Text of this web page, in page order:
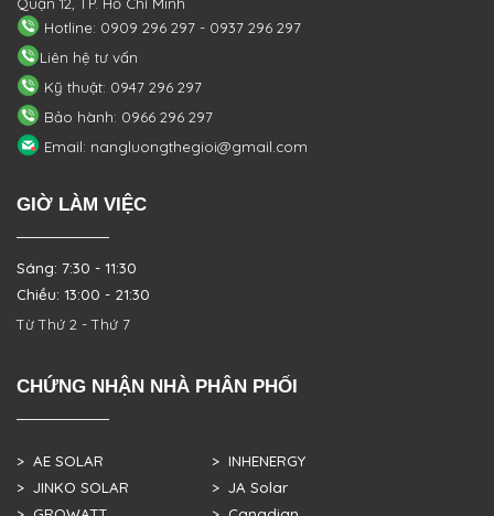
Hotline: 0909 296 297 - 0937 296 297
Liên hệ tư vấn
Kỹ thuật: 0947 296 297
Bảo hành: 0966 296 297
Email: nangluongthegioi@gmail.com
GIỜ LÀM VIỆC
Sáng: 7:30 - 11:30
Chiều: 13:00 - 21:30
Từ Thứ 2 - Thứ 7
CHỨNG NHẬN NHÀ PHÂN PHỐI
> AE SOLAR
> JINKO SOLAR
> INHENERGY
> JA Solar